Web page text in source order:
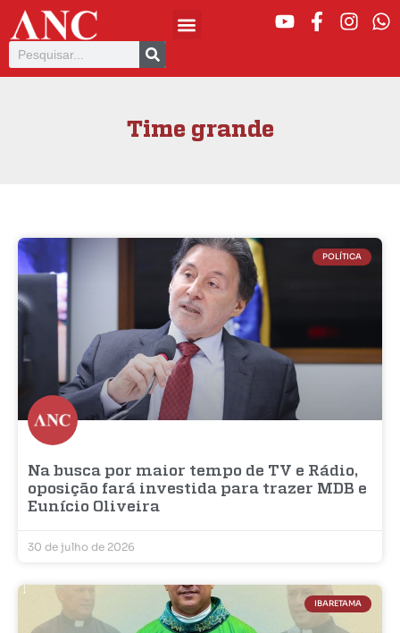
Time grande
POLÍTICA
Na busca por maior tempo de TV e Rádio,
oposição fará investida para trazer MDB e
Eunício Oliveira
30 de julho de 2026
IBARETAMA